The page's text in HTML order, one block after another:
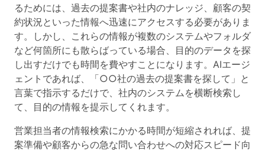
るためには、過去の提案書や社内のナレッジ、顧客の契
約状況といった情報へ迅速にアクセスする必要がありま
す。しかし、これらの情報が複数のシステムやフォルダ
など何箇所にも散らばっている場合、目的のデータを探
し出すだけでも時間を費やすことになります。AIエージ
ェントであれば、「○○社の過去の提案書を探して」と
言葉で指示するだけで、社内のシステムを横断検索し
て、目的の情報を提示してくれます。
営業担当者の情報検索にかかる時間が短縮されれば、提
案準備や顧客からの急な問い合わせへの対応スピード向